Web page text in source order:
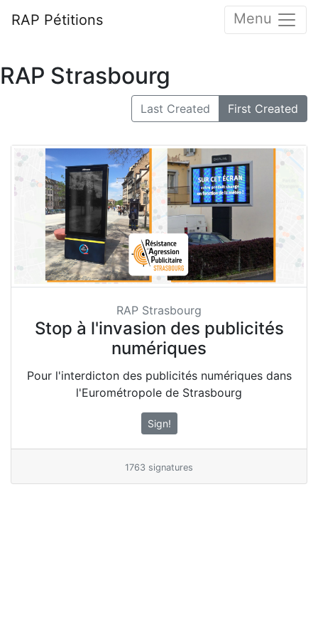
RAP Pétitions Menu
RAP Strasbourg
Last Created First Created
RAP Strasbourg
Stop à l'invasion des publicités
numériques
Pour l'interdicton des publicités numériques dans
l'Eurométropole de Strasbourg
Sign!
1763 signatures